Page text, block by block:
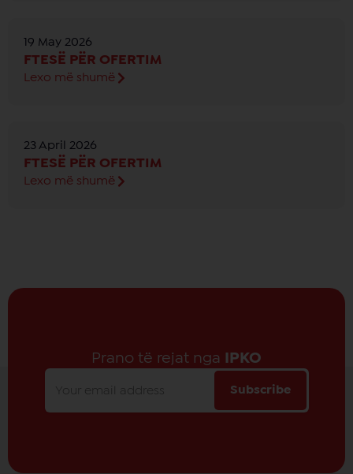
19 May 2026
FTESË PËR OFERTIM
Lexo më shumë
23 April 2026
FTESË PËR OFERTIM
Lexo më shumë
Prano të rejat nga IPKO
Subscribe